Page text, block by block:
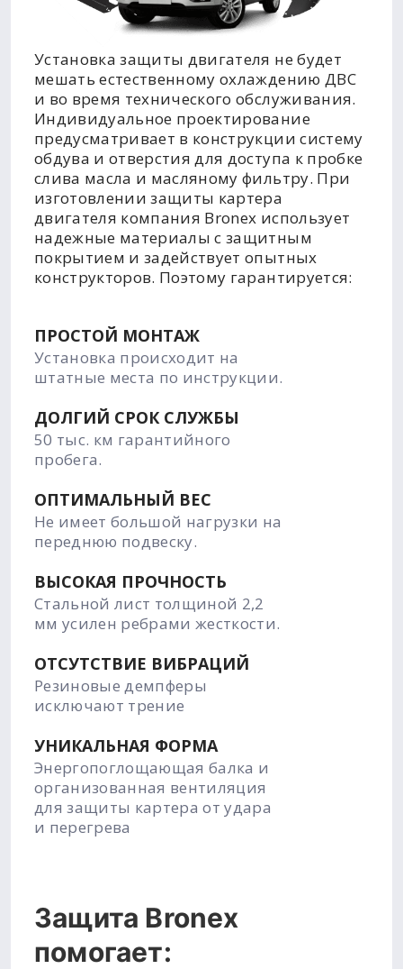
Установка защиты двигателя не будет
мешать естественному охлаждению ДВС
и во время технического обслуживания.
Индивидуальное проектирование
предусматривает в конструкции систему
обдува и отверстия для доступа к пробке
слива масла и масляному фильтру. При
изготовлении защиты картера
двигателя компания Bronex использует
надежные материалы с защитным
покрытием и задействует опытных
конструкторов. Поэтому гарантируется:
ПРОСТОЙ МОНТАЖ
Установка происходит на
штатные места по инструкции.
ДОЛГИЙ СРОК СЛУЖБЫ
50 тыс. км гарантийного
пробега.
ОПТИМАЛЬНЫЙ ВЕС
Не имеет большой нагрузки на
переднюю подвеску.
ВЫСОКАЯ ПРОЧНОСТЬ
Стальной лист толщиной 2,2
мм усилен ребрами жесткости.
ОТСУТСТВИЕ ВИБРАЦИЙ
Резиновые демпферы
исключают трение
УНИКАЛЬНАЯ ФОРМА
Энергопоглощающая балка и
организованная вентиляция
для защиты картера от удара
и перегрева
Защита Bronex
помогает: